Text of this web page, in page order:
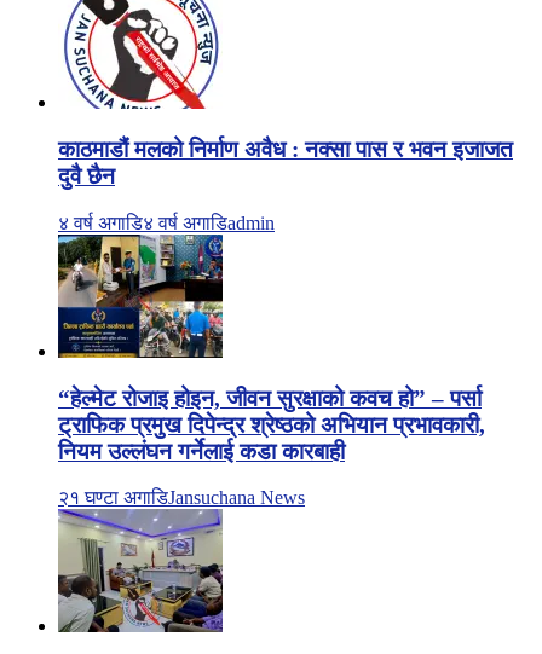
काठमाडौं मलको निर्माण अवैध : नक्सा पास र भवन इजाजत
दुवै छैन
४ वर्ष अगाडि४ वर्ष अगाडिadmin
“हेल्मेट रोजाइ होइन, जीवन सुरक्षाको कवच हो” – पर्सा
ट्राफिक प्रमुख दिपेन्द्र श्रेष्ठको अभियान प्रभावकारी,
नियम उल्लंघन गर्नेलाई कडा कारबाही
२१ घण्टा अगाडिJansuchana News